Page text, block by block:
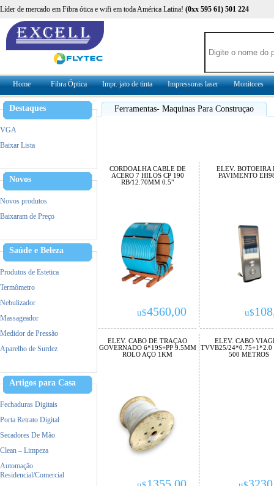
Líder de mercado em Fibra ótica e wifi em toda América Latina! (0xx 595 61) 501 224
Home Fibra Óptica Impr. jato de tinta Impressoras laser Monitores
Destaques
VGA
Baixar Lista
Novos
Novos produtos
Baixaram de Preço
Saúde e Beleza
Produtos de Estetica
Termômetro
Nebulizador
Massageador
Medidor de Pressão
Aparelho de Surdez
Tratamento capilar
Maquina de Tosa
Artigos para Casa
Fechaduras Digitais
Porta Retrato Digital
Secadores De Mão
Clean – Limpeza
Automação
Residencial/Comercial
Ferramentas- Maquinas Para Construçao
CORDOALHA CABLE DE
ACERO 7 HILOS CP 190
RB/12.70MM 0.5"
u$4560,00
ELEV. BOTOEIRA
PAVIMENTO
u$
ELEV. CABO DE TRAÇAO
GOVERNADO 6*19S+PP 9.5MM
ROLO AÇO 1KM
ELEV. CABO
TVVB25/24*0.75+1*2.0
500 METROS